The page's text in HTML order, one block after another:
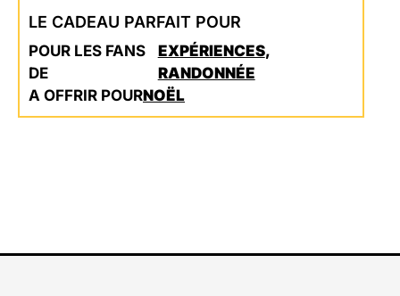
LE CADEAU PARFAIT POUR
POUR LES FANS
DE
EXPÉRIENCES,
RANDONNÉE
A OFFRIR POURNOËL